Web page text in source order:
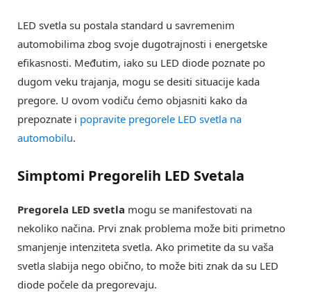
LED svetla su postala standard u savremenim
automobilima zbog svoje dugotrajnosti i energetske
efikasnosti. Međutim, iako su LED diode poznate po
dugom veku trajanja, mogu se desiti situacije kada
pregore. U ovom vodiču ćemo objasniti kako da
prepoznate i popravite pregorele LED svetla na
automobilu.
Simptomi Pregorelih LED Svetala
Pregorela LED svetla mogu se manifestovati na
nekoliko načina. Prvi znak problema može biti primetno
smanjenje intenziteta svetla. Ako primetite da su vaša
svetla slabija nego obično, to može biti znak da su LED
diode počele da pregorevaju.